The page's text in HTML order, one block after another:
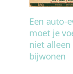
Een auto-
moet je
niet alleen
bijwonen